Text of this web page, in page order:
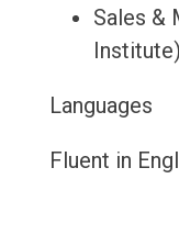
Sales &
Institute)
Languages
Fluent in